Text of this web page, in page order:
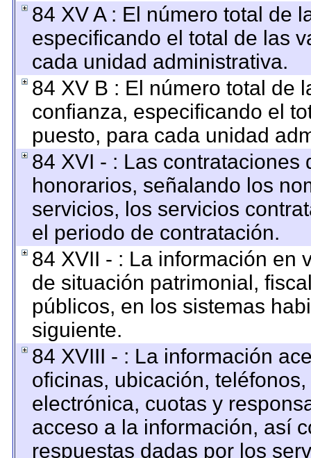
84 XV A : El número total de
especificando el total de las
cada unidad administrativa.
84 XV B : El número total de
confianza, especificando el
puesto, para cada unidad
84 XVI - : Las
honorarios, señalando los
servicios, los servicios
el periodo de contratación.
84 XVII - : La información en
de situación patrimonial,
públicos, en los sistemas
siguiente.
84 XVIII - : La información
oficinas, ubicación,
electrónica, cuotas y
acceso a la información, así
respuestas dadas por los